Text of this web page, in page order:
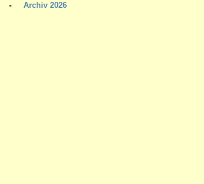
- Archiv 2026